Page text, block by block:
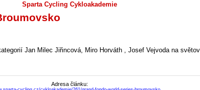
Sparta Cycling Cykloakademie
Jan Milec Jiřincová, Miro Horváth , Josef Vejvoda na
Adresa článku: